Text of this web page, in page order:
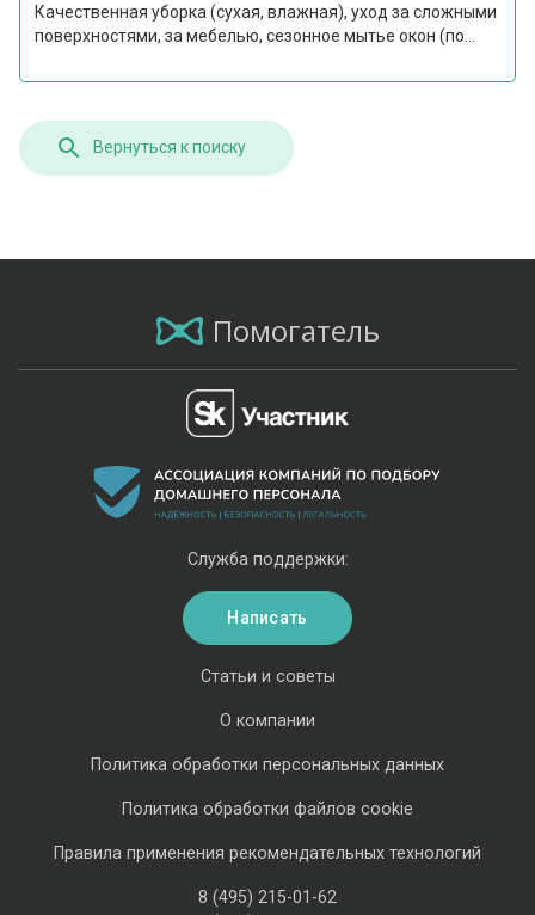
Качественная уборка (сухая, влажная), уход за сложными
поверхностями, за мебелью, сезонное мытье окон (по...
Вернуться к поиску
Помогатель
Статьи и советы
О компании
Политика обработки персональных данных
Политика обработки файлов cookie
Правила применения рекомендательных технологий
8 (495) 215-01-62
Служба поддержки:
Написать